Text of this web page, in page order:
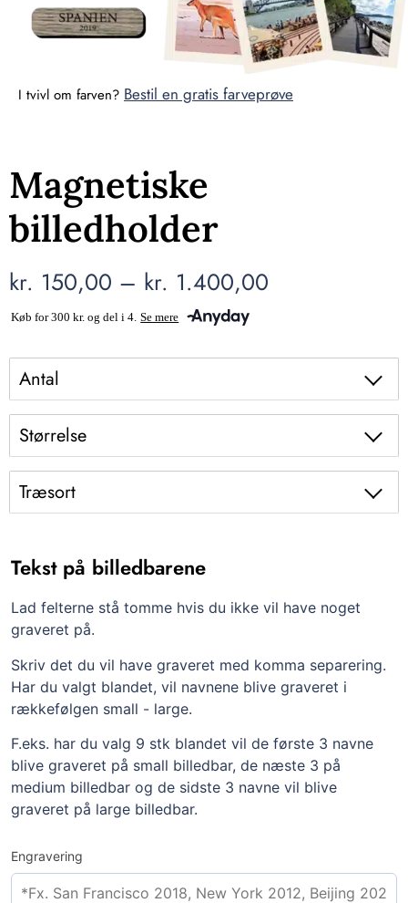
I tvivl om farven? Bestil en gratis farveprøve
Magnetiske
billedholder
kr. 150,00 – kr. 1.400,00
Antal
Størrelse
Træsort
Tekst på billedbarene
Lad felterne stå tomme hvis du ikke vil have noget
graveret på.
Skriv det du vil have graveret med komma separering.
Har du valgt blandet, vil navnene blive graveret i
rækkefølgen small - large.
F.eks. har du valg 9 stk blandet vil de første 3 navne
blive graveret på small billedbar, de næste 3 på
medium billedbar og de sidste 3 navne vil blive
graveret på large billedbar.
Engravering